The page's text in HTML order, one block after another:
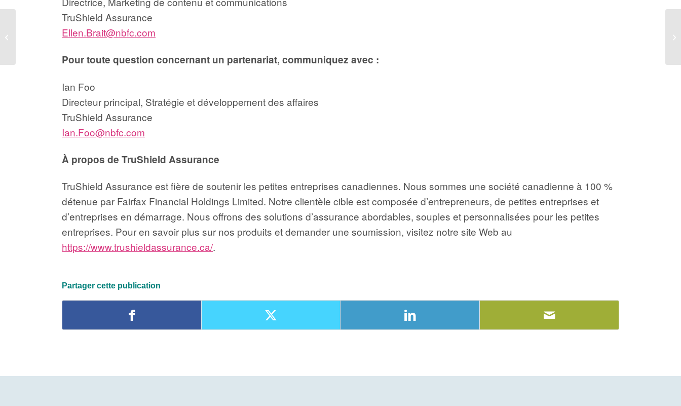
TruShield Assurance
Ellen.Brait@nbfc.com
Pour toute question concernant un partenariat, communiquez avec :
Ian Foo
Directeur principal, Stratégie et développement des affaires
TruShield Assurance
Ian.Foo@nbfc.com
À propos de TruShield Assurance
TruShield Assurance est fière de soutenir les petites entreprises canadiennes. Nous sommes une société canadienne à 100 %
détenue par Fairfax Financial Holdings Limited. Notre clientèle cible est composée d’entrepreneurs, de petites entreprises et
d’entreprises en démarrage. Nous offrons des solutions d’assurance abordables, souples et personnalisées pour les petites
entreprises. Pour en savoir plus sur nos produits et demander une soumission, visitez notre site Web au
https://www.trushieldassurance.ca/.
Partager cette publication
Trousse d’urgence pour
automobiliste avec